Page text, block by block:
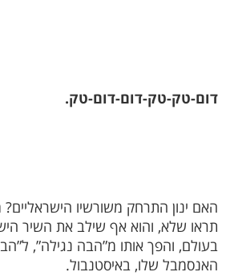
דום-טק-טק-דום-דום-טק.
האם ינון התרחק משורשיו
תראו שלא, והוא אף שילב את השיר
בעולם, והפך אותו מ”הבה נגילה”,
האנסמבל שלו, באיסטנבול.